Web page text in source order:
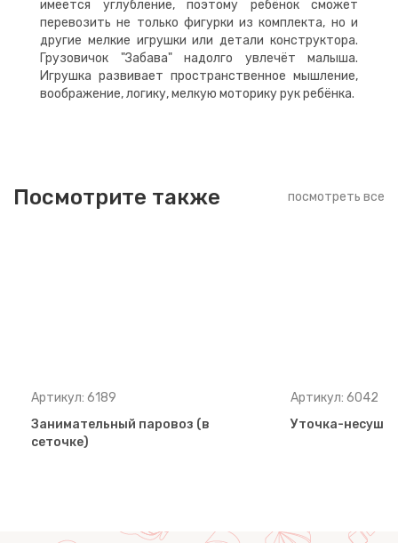
имеется углубление, поэтому ребёнок сможет
перевозить не только фигурки из комплекта, но и
другие мелкие игрушки или детали конструктора.
Грузовичок "Забава" надолго увлечёт малыша.
Игрушка развивает пространственное мышление,
воображение, логику, мелкую моторику рук ребёнка.
Посмотрите также посмотреть все
Артикул: 6189
Занимательный паровоз (в
сеточке)
Артикул: 6042
Уточка-